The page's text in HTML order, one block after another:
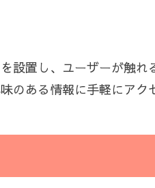
置し、ユーザーが触れ
ある情報に手軽にアク